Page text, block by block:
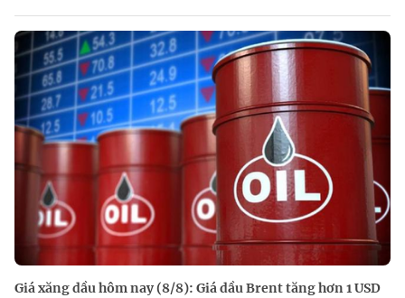
Giá xăng dầu hôm nay (8/8): Giá dầu Brent tăng hơn 1 USD